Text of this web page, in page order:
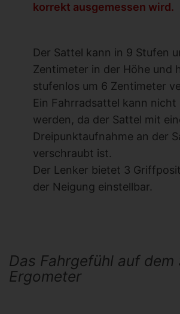
korrekt ausgemessen wird.
Der Sattel kann in 9 Stufen
Zentimeter in der Höhe und
stufenlos um 6 Zentimeter
Ein Fahrradsattel kann
werden, da der Sattel mit
Dreipunktaufnahme an der
verschraubt ist.
Der Lenker bietet 3
der Neigung einstellbar.
Das Fahrgefühl auf dem
Ergometer